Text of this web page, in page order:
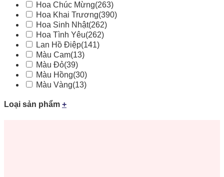
Hoa Chúc Mừng(263)
Hoa Khai Trương(390)
Hoa Sinh Nhật(262)
Hoa Tình Yêu(262)
Lan Hồ Điệp(141)
Màu Cam(13)
Màu Đỏ(39)
Màu Hồng(30)
Màu Vàng(13)
Loại sản phẩm +